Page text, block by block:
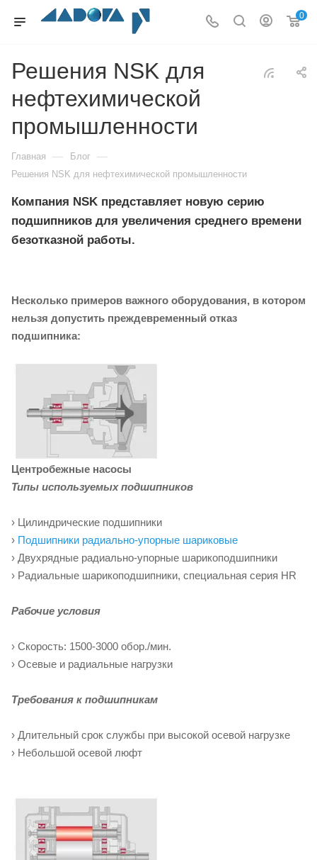
0
Решения NSK для
нефтехимической
промышленности
Главная — Блог —
Решения NSK для нефтехимической промышленности
Компания NSK представляет новую серию
подшипников для увеличения среднего времени
безотказной работы.
Несколько примеров важного оборудования, в котором
нельзя допустить преждевременный отказ
подшипника:
Центробежные насосы
Типы используемых подшипников
› Цилиндрические подшипники
› Подшипники радиально-упорные шариковые
› Двухрядные радиально-упорные шарикоподшипники
› Радиальные шарикоподшипники, специальная серия HR
Рабочие условия
› Скорость: 1500-3000 обор./мин.
› Осевые и радиальные нагрузки
Требования к подшипникам
› Длительный срок службы при высокой осевой нагрузке
› Небольшой осевой люфт